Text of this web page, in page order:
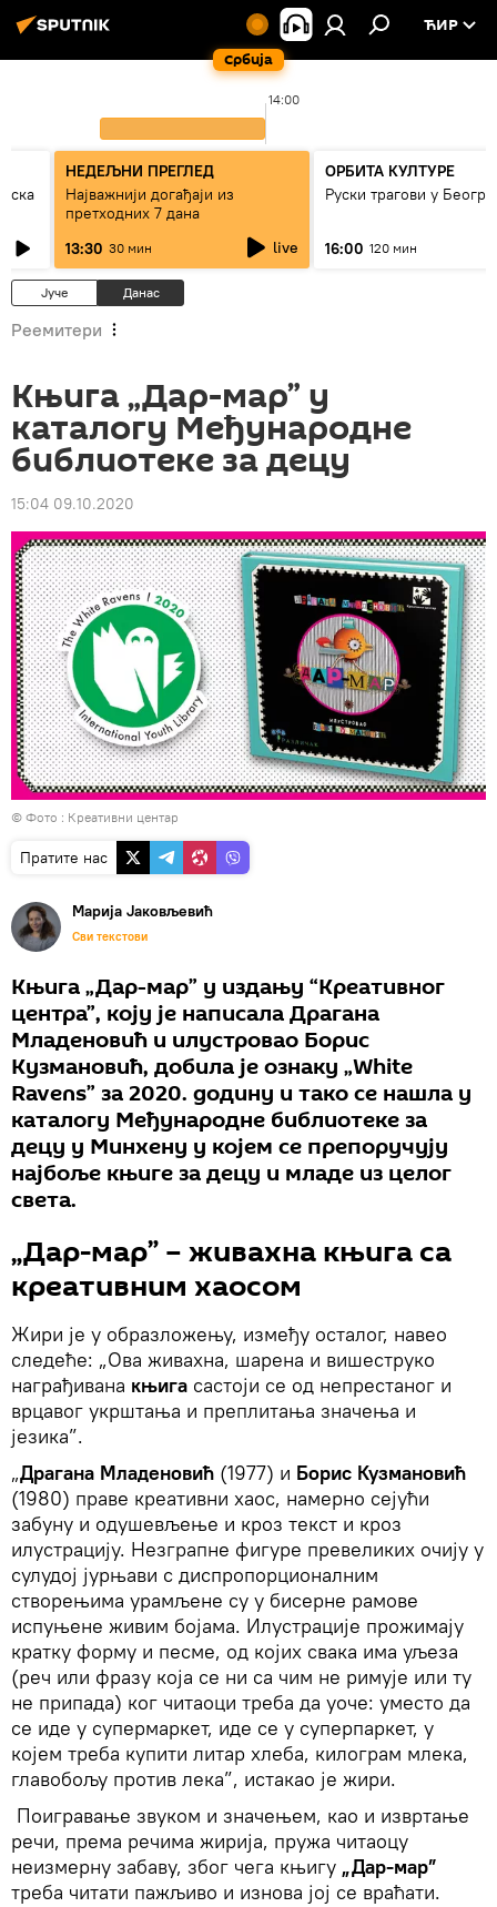
Србија
ЋИР
14:00
НЕДЕЉНИ ПРЕГЛЕД
Најважнији догађаји из
претходних 7 дана
13:30 30 мин live
ОРБИТА КУЛТУРЕ
Руски трагови у
16:00 120 мин
Јуче Данас
Реемитери
Књига „Дар-мар” у
каталогу Међународне
библиотеке за децу
15:04 09.10.2020
© Фото : Креативни центар
Пратите нас
Марија Јаковљевић
Сви текстови
Књига „Дар-мар” у издању “Креативног
центра”, коју је написала Драгана
Младеновић и илустровао Борис
Кузмановић, добила је ознаку „White
Ravens” за 2020. gодину и тако се нашла у
каталогу Међународне библиотеке за
децу у Минхену у којем се препоручују
најбоље књиге за децу и младе из целог
света.
„Дар-мар” – живахна књига са
креативним хаосом
Жири је у образложењу, између осталог, навео
следеће: „Ова живахна, шарена и вишеструко
награђивана књига састоји се од непрестаног и
врцавог укрштања и преплитања значења и
језика”.
„Драгана Младеновић (1977) и Борис Кузмановић
(1980) праве креативни хаос, намерно сејући
забуну и одушевљење и кроз текст и кроз
илустрацију. Незграпне фигуре превеликих очију у
сулудој јурњави с диспропорционалним
створењима урамљене су у бисерне рамове
испуњене живим бојама. Илустрације прожимају
кратку форму и песме, од којих свака има уљеза
(реч или фразу која се ни са чим не римује или ту
не припада) ког читаоци треба да уоче: уместо да
се иде у супермаркет, иде се у суперпаркет, у
којем треба купити литар хлеба, килограм млека,
главобољу против лека”, истакао је жири.
Поигравање звуком и значењем, као и извртање
речи, према речима жирија, пружа читаоцу
неизмерну забаву, због чега књигу „Дар-мар”
треба читати пажљиво и изнова јој се враћати.